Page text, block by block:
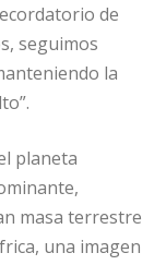
de
seguimos
la
planeta
masa terrestre
una imagen